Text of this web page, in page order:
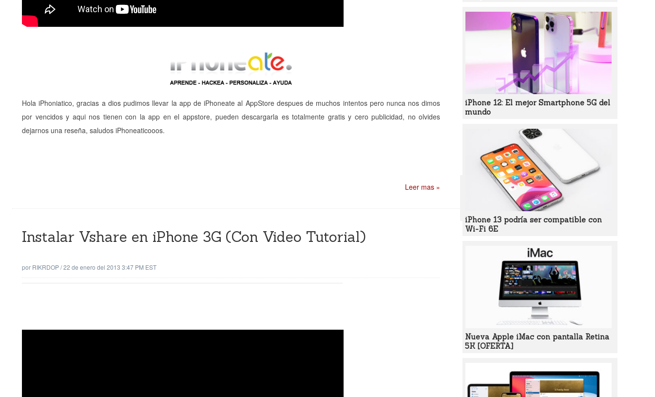
Hola iPhoniatico, gracias a dios pudimos llevar la app de iPhoneate al AppStore despues de muchos intentos pero nunca nos dimos
por vencidos y aqui nos tienen con la app en el appstore, pueden descargarla es totalmente gratis y cero publicidad, no olvides
dejarnos una reseña, saludos iPhoneaticooos.
Leer mas »
Instalar Vshare en iPhone 3G (Con Video Tutorial)
por RIKRDOP/22 de enero del 2013 3:47 PM EST
iPhone 12: El mejor Smartphone 5G del
mundo
iPhone 13 podría ser compatible con
Wi-Fi 6E
Nueva Apple iMac con pantalla Retina
5K [OFERTA]